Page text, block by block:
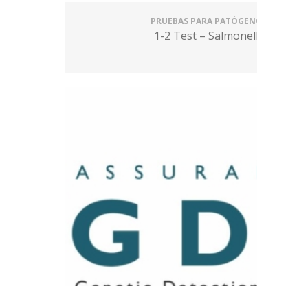
PRUEBAS PARA PATÓGENOS
1-2 Test – Salmonella